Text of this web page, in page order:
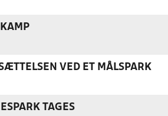
VED ET MÅLSPARK
TAGES